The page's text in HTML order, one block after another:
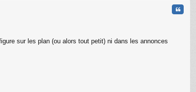
sur les plan (ou alors tout petit) ni dans les annonces